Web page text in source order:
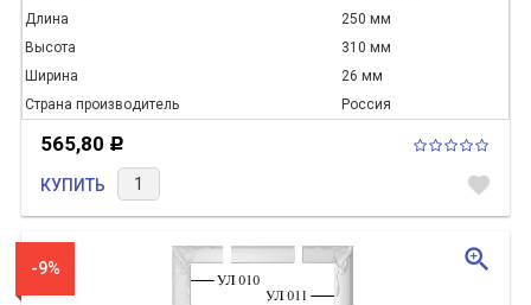
Длина
250 мм
Высота
310 мм
Ширина
26 мм
Страна производитель
Россия
565,80 Р
КУПИТЬ favorite
-9% zoom_in